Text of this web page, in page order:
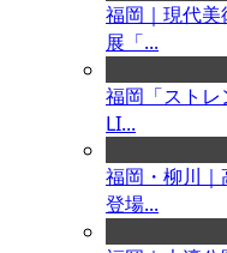
福岡｜現代
展「...
福岡「ストレ
LI...
福岡・柳川
登場...